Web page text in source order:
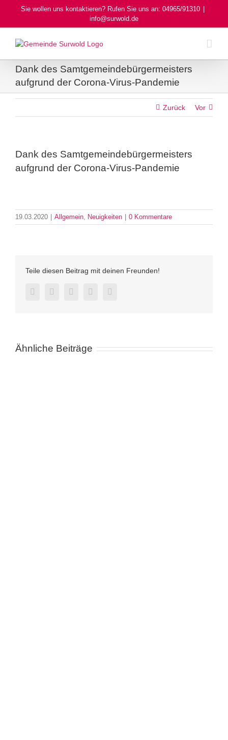
Sie wollen uns kontaktieren? Rufen Sie uns an: 04965/91310
info@surwold.de
Dank des Samtgemeindebürgermeisters
aufgrund der Corona-Virus-Pandemie
Zurück Vor
Dank des Samtgemeindebürgermeisters
aufgrund der Corona-Virus-Pandemie
19.03.2020 | Allgemein Neuigkeiten | 0 Kommentare
Teile diesen Beitrag mit deinen Freunden!
FacebookTwitter LinkedInPinterest
Ähnliche Beiträge